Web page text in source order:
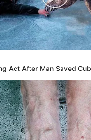
Act After Man Saved Cub